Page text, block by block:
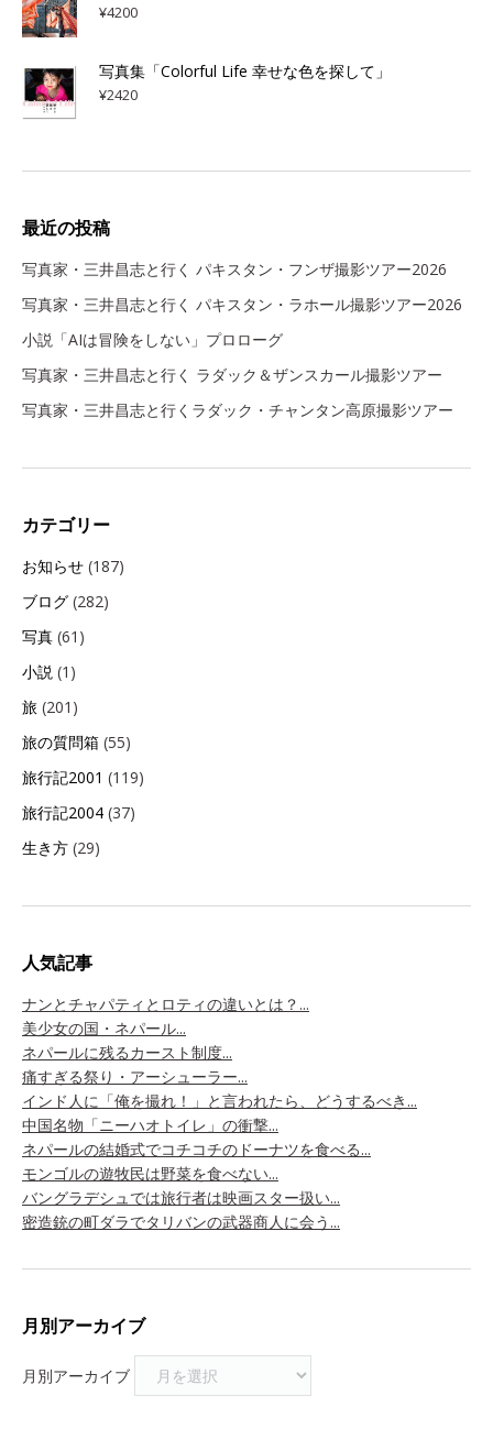
¥4200
写真集「Colorful Life 幸せな色を探して」
¥2420
最近の投稿
写真家・三井昌志と行く パキスタン・フンザ撮影ツアー2026
写真家・三井昌志と行く パキスタン・ラホール撮影ツアー2026
小説「AIは冒険をしない」プロローグ
写真家・三井昌志と行く ラダック＆ザンスカール撮影ツアー
写真家・三井昌志と行くラダック・チャンタン高原撮影ツアー
カテゴリー
お知らせ (187)
ブログ (282)
写真 (61)
小説 (1)
旅 (201)
旅の質問箱 (55)
旅行記2001 (119)
旅行記2004 (37)
生き方 (29)
人気記事
ナンとチャパティとロティの違いとは？...
美少女の国・ネパール...
ネパールに残るカースト制度...
痛すぎる祭り・アーシューラー...
インド人に「俺を撮れ！」と言われたら、どうするべき...
中国名物「ニーハオトイレ」の衝撃...
ネパールの結婚式でコチコチのドーナツを食べる...
モンゴルの遊牧民は野菜を食べない...
バングラデシュでは旅行者は映画スター扱い...
密造銃の町ダラでタリバンの武器商人に会う...
月別アーカイブ
月別アーカイブ